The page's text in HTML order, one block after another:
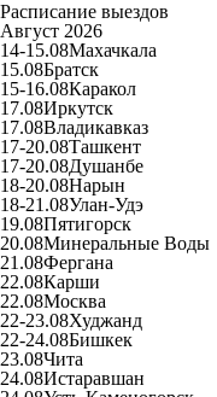
Расписание выездов
Август 2026
14-15.08Махачкала
15.08Братск
15-16.08Каракол
17.08Иркутск
17.08Владикавказ
17-20.08Ташкент
17-20.08Душанбе
18-20.08Нарын
18-21.08Улан-Удэ
19.08Пятигорск
20.08Минеральные Воды
21.08Фергана
22.08Карши
22.08Москва
22-23.08Худжанд
22-24.08Бишкек
23.08Чита
24.08Истаравшан